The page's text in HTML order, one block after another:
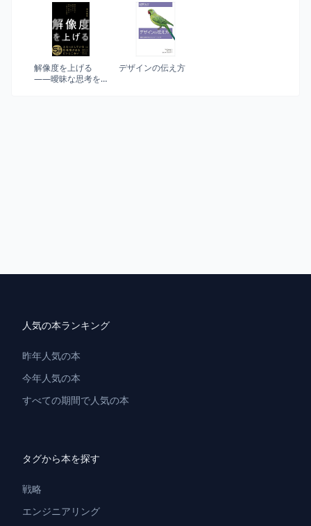
キング実践法
解像度を上げる
――曖昧な思考を
デザインの伝え方
人気の本ランキング
昨年人気の本
今年人気の本
すべての期間で人気の本
タグから本を探す
戦略
エンジニアリング